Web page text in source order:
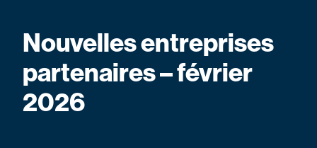
Nouvelles entreprises
partenaires – février
2026